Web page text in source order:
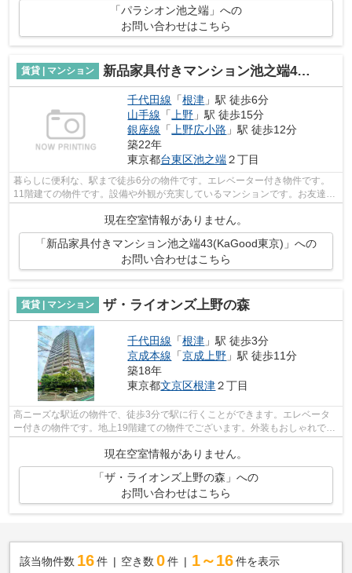
「パラシオン池之端」への
お問い合わせはこちら
賃貸 | マンション 新品家具付きマンション池之端43(KaGood東京)
千代田線 「根津 」駅 徒歩6分
山手線 「 上野 」駅 徒歩15分
銀座線 「 上野広小路 」駅 徒歩12分
築22年
東京都台東区池之端２丁目
暮らしに便利な、駅まで徒歩6分の物件です。エレベーター付き物件です。
11階建ての物件です。設備や外観が充実しているマンションです。お友達を
現在空室情報がありません。
「新品家具付きマンション池之端43(KaGood東京)」への
お問い合わせはこちら
賃貸 | マンション ザ・ライオンズ上野の森
千代田線 「根津 」駅 徒歩3分
京成本線 「京成上野 」駅 徒歩11分
築18年
東京都文京区根津２丁目
高ニーズな駅近の物件で、徒歩3分で駅に行くことができます。エレベータ
ー付きの物件です。地上19階建ての物件でございます。外装もおしゃれで快
現在空室情報がありません。
「ザ・ライオンズ上野の森」への
お問い合わせはこちら
該当物件数 16件 空き数 0 件 1～16 件を表示